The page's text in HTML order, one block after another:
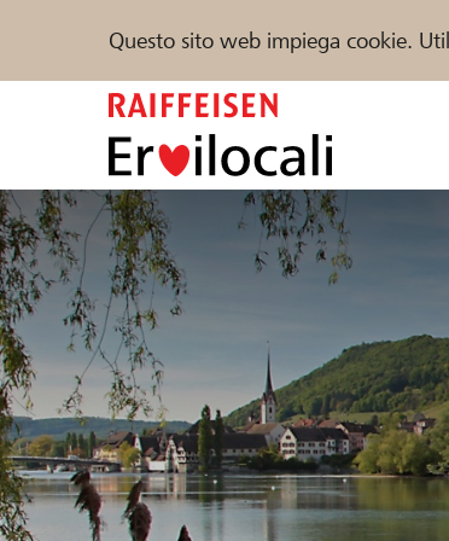
Questo sito web impiega cookie.
Sostenere Aiuto & supporto
Trova progetti e organizzazioni
DE FR IT